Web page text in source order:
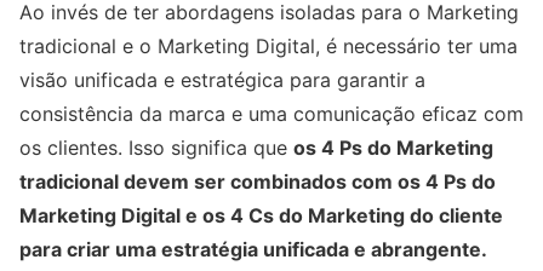
Ao invés de ter abordagens isoladas para o Marketing
tradicional e o Marketing Digital, é necessário ter uma
visão unificada e estratégica para garantir a
consistência da marca e uma comunicação eficaz com
os clientes. Isso significa que os 4 Ps do Marketing
tradicional devem ser combinados com os 4 Ps do
Marketing Digital e os 4 Cs do Marketing do cliente
para criar uma estratégia unificada e abrangente.